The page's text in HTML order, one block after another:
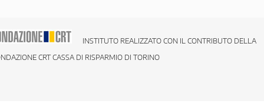
INSTITUTO REALIZZATO CON IL CONTRIBUTO DELLA
CRT CASSA DI RISPARMIO DI TORINO